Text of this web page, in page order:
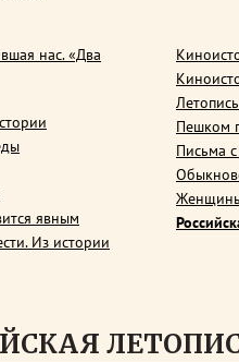
нас. «Два
явным
Из истории
Пешком
Письма